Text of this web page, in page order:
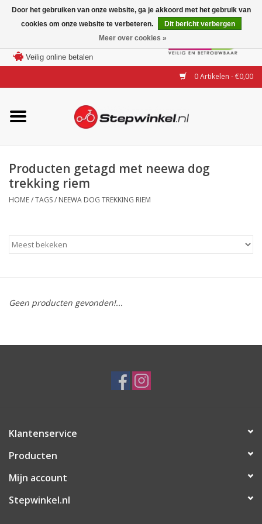
Veilig online betalen
0 Artikelen - €0,00
Merken
Modellen
Accessoires
Steps huren of uitproberen
Producten getagd met neewa dog
trekking riem
HOME/TAGS/ NEEWA DOG TREKKING RIEM
Geen producten gevonden!...
Klantenservice
Producten
Mijn account
Stepwinkel.nl
Door het gebruiken van onze website, ga je akkoord met het gebruik van
cookies om onze website te verbeteren.
Dit bericht verbergen
Meer over cookies »